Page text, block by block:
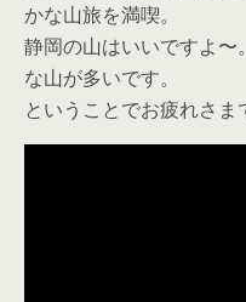
かな山旅を満喫。
静岡の山はいいですよ
な山が多いです。
ということでお疲れさま